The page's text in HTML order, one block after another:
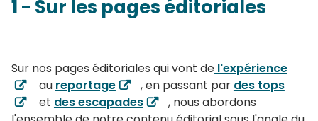
1 - Sur les pages éditoriales
Sur nos pages éditoriales qui vont de l'expérience
au reportage , en passant par des tops
et des escapades
, nous abordons